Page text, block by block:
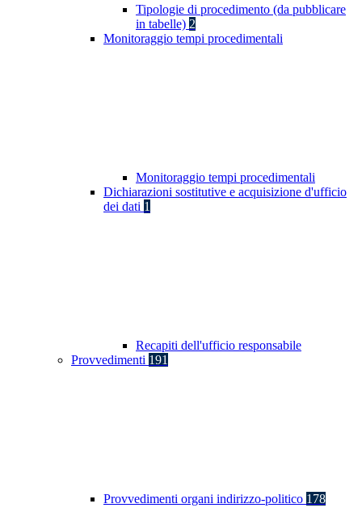
Tipologie di procedimento (da pubblicare
in tabelle) 2
Monitoraggio tempi procedimentali
Monitoraggio tempi procedimentali
Dichiarazioni sostitutive e acquisizione d'ufficio
dei dati 1
Recapiti dell'ufficio responsabile
Provvedimenti 191
Provvedimenti organi indirizzo-politico 178